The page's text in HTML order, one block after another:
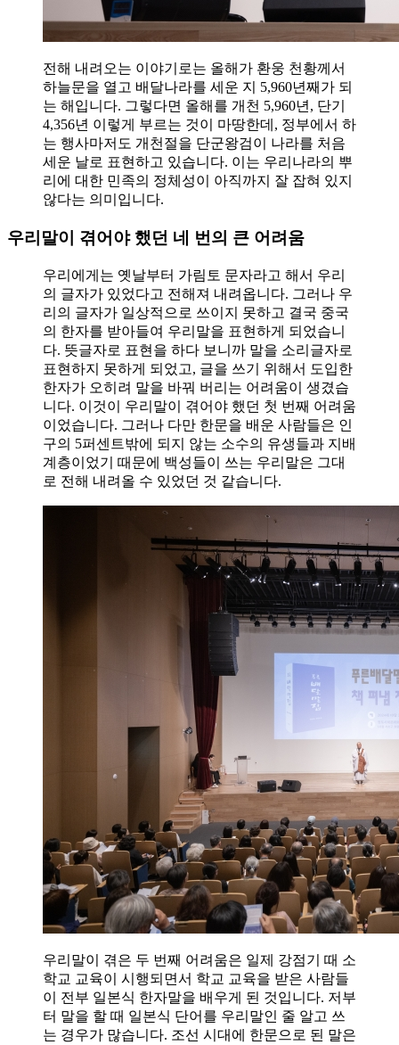
전해 내려오는 이야기로는 올해가 환웅 천황께서
하늘문을 열고 배달나라를 세운 지 5,960년째가 되
는 해입니다. 그렇다면 올해를 개천 5,960년, 단기
4,356년 이렇게 부르는 것이 마땅한데, 정부에서 하
는 행사마저도 개천절을 단군왕검이 나라를 처음
세운 날로 표현하고 있습니다. 이는 우리나라의 뿌
리에 대한 민족의 정체성이 아직까지 잘 잡혀 있지
않다는 의미입니다.
우리말이 겪어야 했던 네 번의 큰 어려움
우리에게는 옛날부터 가림토 문자라고 해서 우리
의 글자가 있었다고 전해져 내려옵니다. 그러나 우
리의 글자가 일상적으로 쓰이지 못하고 결국 중국
의 한자를 받아들여 우리말을 표현하게 되었습니
다. 뜻글자로 표현을 하다 보니까 말을 소리글자로
표현하지 못하게 되었고, 글을 쓰기 위해서 도입한
한자가 오히려 말을 바꿔 버리는 어려움이 생겼습
니다. 이것이 우리말이 겪어야 했던 첫 번째 어려움
이었습니다. 그러나 다만 한문을 배운 사람들은 인
구의 5퍼센트밖에 되지 않는 소수의 유생들과 지배
계층이었기 때문에 백성들이 쓰는 우리말은 그대
로 전해 내려올 수 있었던 것 같습니다.
우리말이 겪은 두 번째 어려움은 일제 강점기 때 소
학교 교육이 시행되면서 학교 교육을 받은 사람들
이 전부 일본식 한자말을 배우게 된 것입니다. 저부
터 말을 할 때 일본식 단어를 우리말인 줄 알고 쓰
는 경우가 많습니다. 조선 시대에 한문으로 된 말은